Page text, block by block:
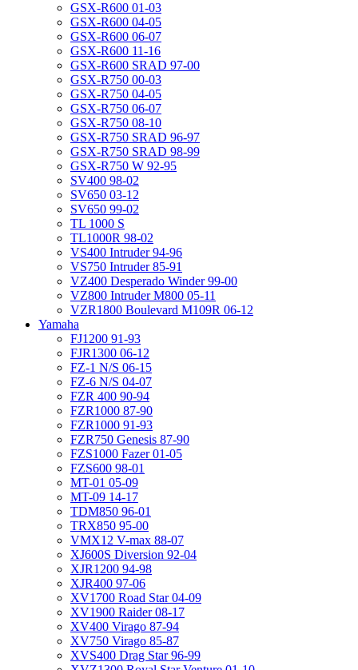
GSX-R600 01-03
GSX-R600 04-05
GSX-R600 06-07
GSX-R600 11-16
GSX-R600 SRAD 97-00
GSX-R750 00-03
GSX-R750 04-05
GSX-R750 06-07
GSX-R750 08-10
GSX-R750 SRAD 96-97
GSX-R750 SRAD 98-99
GSX-R750 W 92-95
SV400 98-02
SV650 03-12
SV650 99-02
TL 1000 S
TL1000R 98-02
VS400 Intruder 94-96
VS750 Intruder 85-91
VZ400 Desperado Winder 99-00
VZ800 Intruder M800 05-11
VZR1800 Boulevard M109R 06-12
Yamaha
FJ1200 91-93
FJR1300 06-12
FZ-1 N/S 06-15
FZ-6 N/S 04-07
FZR 400 90-94
FZR1000 87-90
FZR1000 91-93
FZR750 Genesis 87-90
FZS1000 Fazer 01-05
FZS600 98-01
MT-01 05-09
MT-09 14-17
TDM850 96-01
TRX850 95-00
VMX12 V-max 88-07
XJ600S Diversion 92-04
XJR1200 94-98
XJR400 97-06
XV1700 Road Star 04-09
XV1900 Raider 08-17
XV400 Virago 87-94
XV750 Virago 85-87
XVS400 Drag Star 96-99